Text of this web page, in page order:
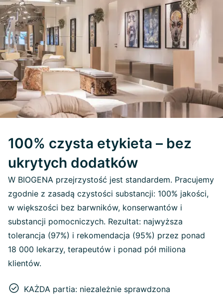
100% czysta etykieta – bez
ukrytych dodatków
W BIOGENA przejrzystość jest standardem. Pracujemy
zgodnie z zasadą czystości substancji: 100% jakości,
w większości bez barwników, konserwantów i
substancji pomocniczych. Rezultat: najwyższa
tolerancja (97%) i rekomendacja (95%) przez ponad
18 000 lekarzy, terapeutów i ponad pół miliona
klientów.
KAŻDA partia: niezależnie sprawdzona